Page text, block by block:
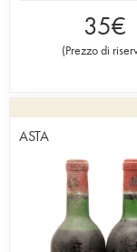
35€
(Prezzo di
ASTA